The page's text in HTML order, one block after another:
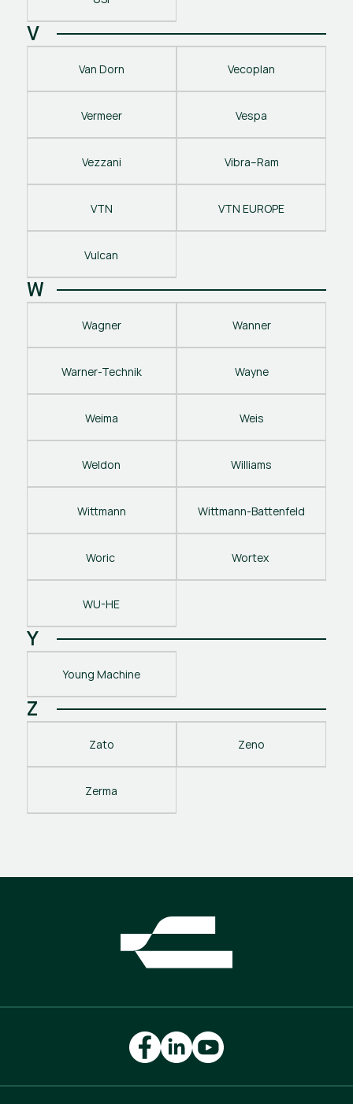
V
Van Dorn Vecoplan
Vermeer Vespa
Vezzani Vibra–Ram
VTN VTN EUROPE
Vulcan
W
Wagner Wanner
Warner-Technik Wayne
Weima Weis
Weldon Williams
Wittmann Wittmann-Battenfeld
Woric Wortex
WU-HE
Y
Young Machine
Z
Zato Zeno
Zerma